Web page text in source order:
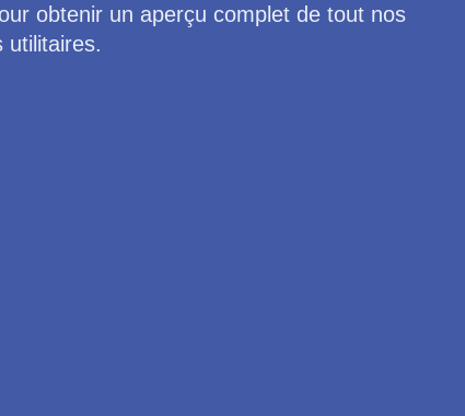
obtenir un aperçu complet de tout nos
utilitaires.